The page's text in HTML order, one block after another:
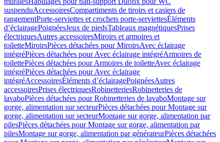
suspenduAccessoiresCompartiments de tiroirs et casiers de
rangementPorte-serviettes et crochets porte-serviettesÉléments
d’éclairagePoignéesJeux de piedsTableaux magnétiquesPrises
électriquesAutres accessoiresMiroirs et armoires et
toiletteMiroirsPièces détachées pour MiroirsAvec éclairage
intégréPièces détachées pour Avec éclairage intégréArmoires de
toilettePièces détachées pour Armoires de toiletteAvec éclairage
intégréPièces détachées pour Avec éclairage
intégréAccessoiresÉléments d’éclairagePoignéesAutres
accessoiresPrises électriquesRobinetteriesRobinetteries de
lavaboPièces détachées pour Robinetteries de lavaboMontage sur
gorge, alimentation sur secteurPièces détachées pour Montage sur
gorge, alimentation sur secteurMontage sur gorge, alimentation par
pilesPièces détachées pour Montage sur gorge, alimentation par
pilesMontage sur gorge, alimentation par générateurPièces détachées